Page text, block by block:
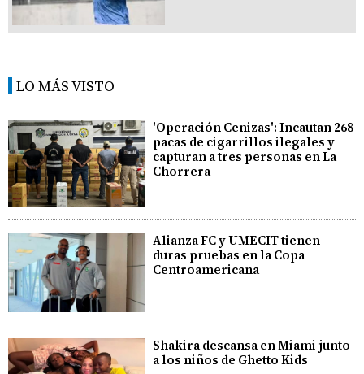
LO MÁS VISTO
'Operación Cenizas': Incautan 268
pacas de cigarrillos ilegales y
capturan a tres personas en La
Chorrera
Alianza FC y UMECIT tienen
duras pruebas en la Copa
Centroamericana
Shakira descansa en Miami junto
a los niños de Ghetto Kids